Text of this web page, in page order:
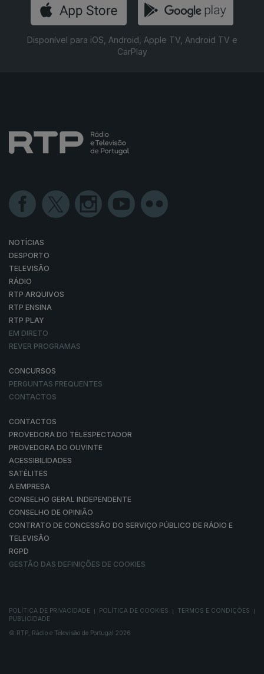
Disponível para iOS, Android, Apple TV, Android TV e
CarPlay
NOTÍCIAS
DESPORTO
TELEVISÃO
RÁDIO
RTP ARQUIVOS
RTP ENSINA
RTP PLAY
EM DIRETO
REVER PROGRAMAS
CONCURSOS
PERGUNTAS FREQUENTES
CONTACTOS
CONTACTOS
PROVEDORA DO TELESPECTADOR
PROVEDORA DO OUVINTE
ACESSIBILIDADES
SATÉLITES
A EMPRESA
CONSELHO GERAL INDEPENDENTE
CONSELHO DE OPINIÃO
CONTRATO DE CONCESSÃO DO SERVIÇO PÚBLICO DE RÁDIO E
TELEVISÃO
RGPD
GESTÃO DAS DEFINIÇÕES DE COOKIES
POLÍTICA DE PRIVACIDADE POLÍTICA DE COOKIES TERMOS E CONDIÇÕES
PUBLICIDADE
© RTP, Rádio e Televisão de Portugal 2026